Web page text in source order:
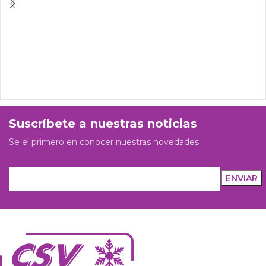
Suscríbete a nuestras noticias
Se el primero en conocer nuestras novedades